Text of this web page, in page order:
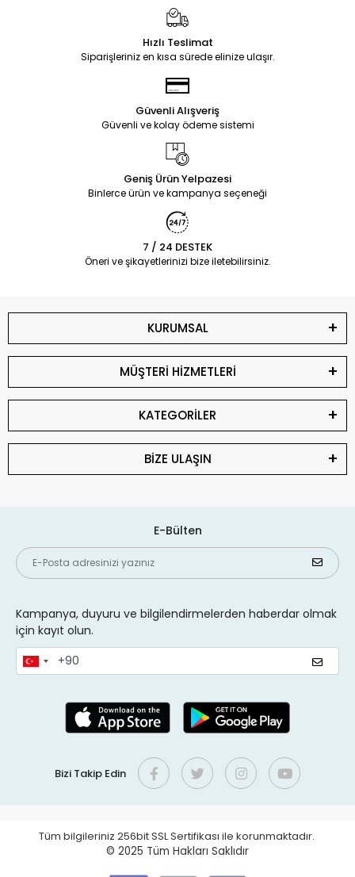
Hızlı Teslimat
Siparişleriniz en kısa sürede elinize ulaşır.
Güvenli Alışveriş
Güvenli ve kolay ödeme sistemi
Geniş Ürün Yelpazesi
Binlerce ürün ve kampanya seçeneği
7 / 24 DESTEK
Öneri ve şikayetlerinizi bize iletebilirsiniz.
KURUMSAL
MÜŞTERİ HİZMETLERİ
KATEGORİLER
BİZE ULAŞIN
E-Bülten
Kampanya, duyuru ve bilgilendirmelerden haberdar olmak
için kayıt olun.
Bizi Takip Edin
Tüm bilgileriniz 256bit SSL Sertifikası ile korunmaktadır.
© 2025 Tüm Hakları Saklıdır